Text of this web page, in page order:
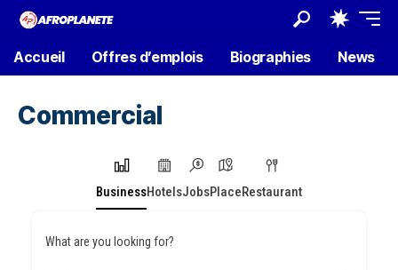
Accueil Offres d’emplois Biographies News
Commercial
BusinessHotelsJobsPlaceRestaurant
What are you looking for?